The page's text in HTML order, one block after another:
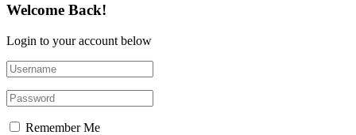
Welcome Back!
Login to your account below
Remember Me